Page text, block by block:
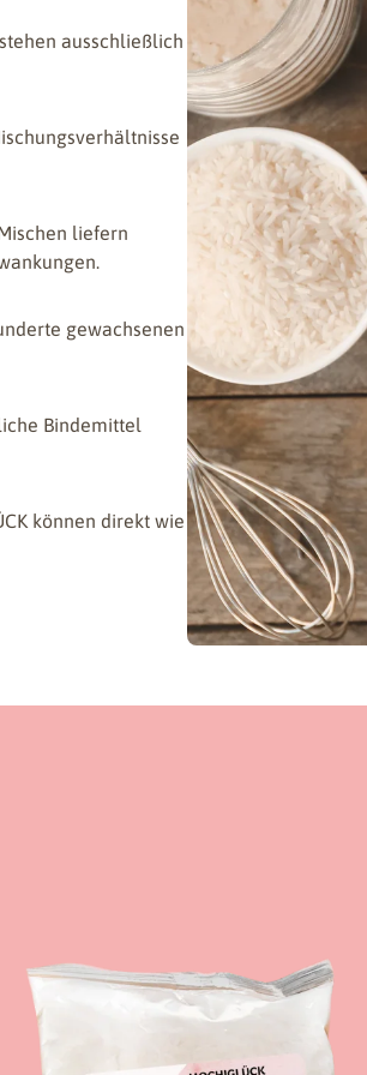
ausschließlich
liefern
gewachsenen
Bindemittel
können direkt wie